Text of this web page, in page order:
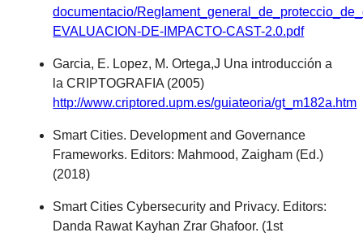
documentacio/
EVALUACION-DE-IMPACTO-CAST-2.0.pdf
Garcia, E. Lopez, M. Ortega,J Una introducción a
la CRIPTOGRAFIA (2005)
http://www.criptored.upm.es/guiateoria/gt_m182a.htm
Smart Cities. Development and Governance
Frameworks. Editors: Mahmood, Zaigham (Ed.)
(2018)
Smart Cities Cybersecurity and Privacy. Editors:
Danda Rawat Kayhan Zrar Ghafoor. (1st